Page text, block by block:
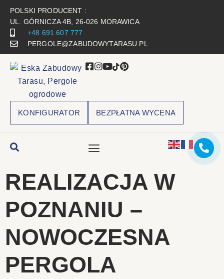
POLSKI PRODUCENT :
UL. GÓRNICZA 4B, 26-026 MORAWICA
+48 691 607 777
PERGOLE@ZABUDOWYTARASU.PL
KONFIGURATOR BEZPŁATNA WYCENA
REALIZACJA W
POZNANIU –
NOWOCZESNA
PERGOLA